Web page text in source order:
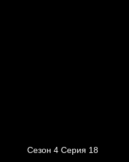
Сезон 4 Серия 18